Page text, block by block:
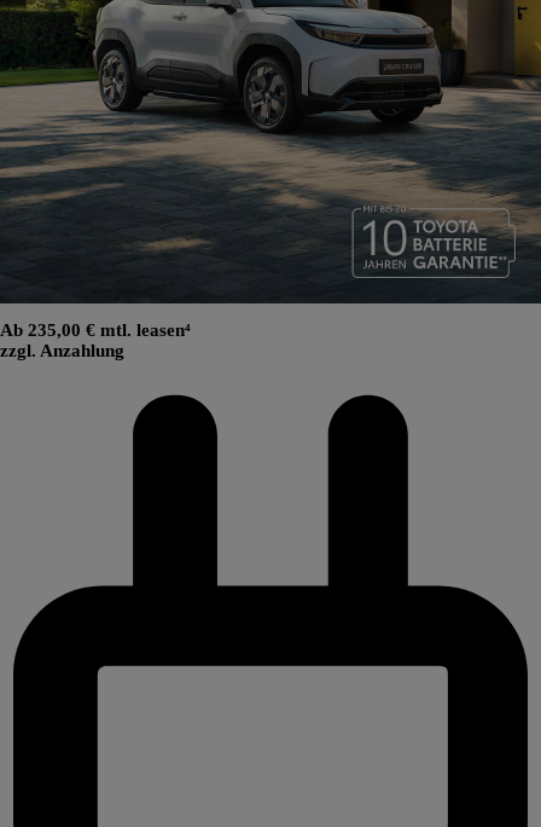
Ab 235,00 € mtl. leasen⁴
zzgl. Anzahlung